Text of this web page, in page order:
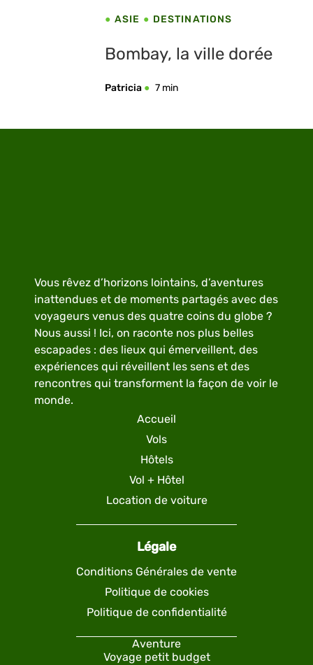
ASIE DESTINATIONS
Bombay, la ville dorée
Patricia 7 min
Vous rêvez d’horizons lointains, d’aventures
inattendues et de moments partagés avec des
voyageurs venus des quatre coins du globe ?
Nous aussi ! Ici, on raconte nos plus belles
escapades : des lieux qui émerveillent, des
expériences qui réveillent les sens et des
rencontres qui transforment la façon de voir le
monde.
Accueil
Vols
Hôtels
Vol + Hôtel
Location de voiture
Légale
Conditions Générales de vente
Politique de cookies
Politique de confidentialité
Aventure
Voyage petit budget